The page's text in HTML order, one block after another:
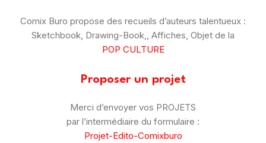
Comix Buro propose des recueils d’auteurs talentueux :
Sketchbook, Drawing-Book,, Affiches, Objet de la
POP CULTURE
Proposer un projet
Merci d’envoyer vos PROJETS
par l’intermédiaire du formulaire :
Projet-Edito-Comixburo